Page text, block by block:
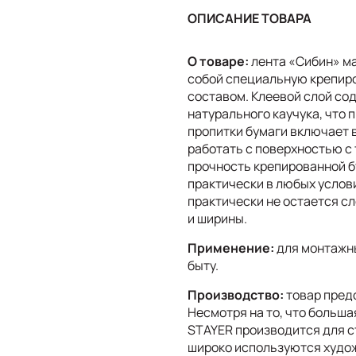
ОПИСАНИЕ ТОВАРА
О товаре:лента «Сибин»
собой специальную
составом. Клеевой слой
натурального каучука, что
пропитки бумаги
работать с поверхностью
прочность крепированной
практически в любых
практически не остается
и ширины.
Применение:для
быту.
Производство:товар
Несмотря на то, что
STAYER производится для
широко используются